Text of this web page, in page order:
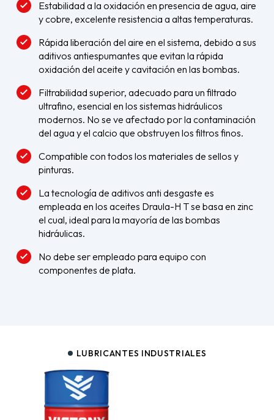
Estabilidad a la oxidación en presencia de agua, aire
y cobre, excelente resistencia a altas temperaturas.
Rápida liberación del aire en el sistema, debido a sus
aditivos antiespumantes que evitan la rápida
oxidación del aceite y cavitación en las bombas.
Filtrabilidad superior, adecuado para un filtrado
ultrafino, esencial en los sistemas hidráulicos
modernos. No se ve afectado por la contaminación
del agua y el calcio que obstruyen los filtros finos.
Compatible con todos los materiales de sellos y
pinturas.
La tecnología de aditivos anti desgaste es
empleada en los aceites Draula-H T se basa en zinc
el cual, ideal para la mayoría de las bombas
hidráulicas.
No debe ser empleado para equipo con
componentes de plata.
LUBRICANTES INDUSTRIALES